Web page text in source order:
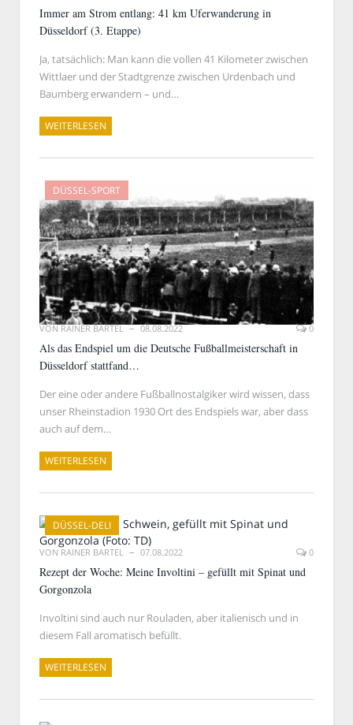
Immer am Strom entlang: 41 km Uferwanderung in
Düsseldorf (3. Etappe)
Ja, tatsächlich: Man kann die vollen 41 Kilometer zwischen
Wittlaer und der Stadtgrenze zwischen Urdenbach und
Baumberg erwandern – und…
WEITERLESEN
DÜSSEL-SPORT
VONRAINER BARTEL 08.08.2022 0
Als das Endspiel um die Deutsche Fußballmeisterschaft in
Düsseldorf stattfand…
Der eine oder andere Fußballnostalgiker wird wissen, dass
unser Rheinstadion 1930 Ort des Endspiels war, aber dass
auch auf dem…
WEITERLESEN
DÜSSEL-DELI
VON RAINER BARTEL 07.08.2022 0
Rezept der Woche: Meine Involtini – gefüllt mit Spinat und
Gorgonzola
Involtini sind auch nur Rouladen, aber italienisch und in
diesem Fall aromatisch befüllt.
WEITERLESEN